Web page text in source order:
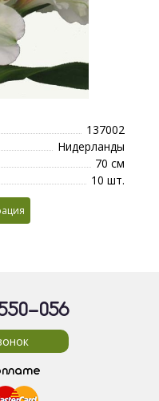
137002
Нидерланды
70 см
10 шт.
-056